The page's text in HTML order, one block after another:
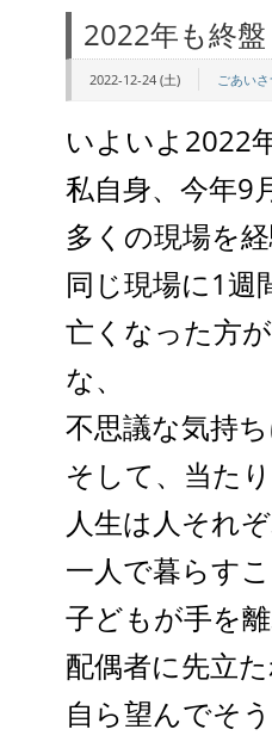
2022年も終盤
2022-12-24 (土) ごあい
いよいよ2022
私自身、今年9
多くの現場を
同じ現場に1週
亡くなった方
な、
不思議な気持
そして、当た
人生は人それ
一人で暮らす
子どもが手を
配偶者に先立
自ら望んでそ